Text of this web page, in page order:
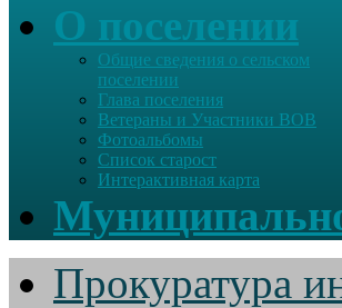
О поселении
Общие сведения о сельском
поселении
Глава поселения
Ветераны и Участники ВОВ
Фотоальбомы
Список старост
Интерактивная карта
Прокуратура